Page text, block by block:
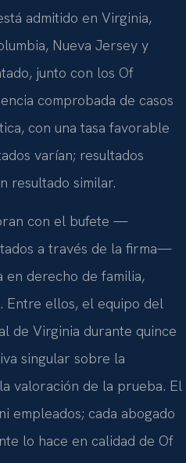
admitido en Virginia,
Nueva Jersey y
junto con los Of
comprobada de casos
con una tasa favorable
varían; resultados
resultado similar.
con el bufete —
a través de la firma—
en derecho de familia,
Entre ellos, el equipo del
de Virginia durante quince
singular sobre la
valoración de la prueba. El
empleados; cada abogado
lo hace en calidad de Of